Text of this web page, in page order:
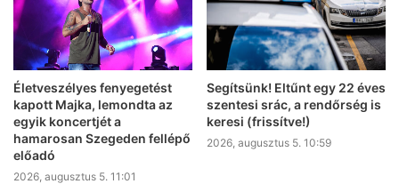
Életveszélyes fenyegetést
kapott Majka, lemondta az
egyik koncertjét a
hamarosan Szegeden fellépő
előadó
2026, augusztus 5. 11:01
Segítsünk! Eltűnt egy 22 éves
szentesi srác, a rendőrség is
keresi (frissítve!)
2026, augusztus 5. 10:59